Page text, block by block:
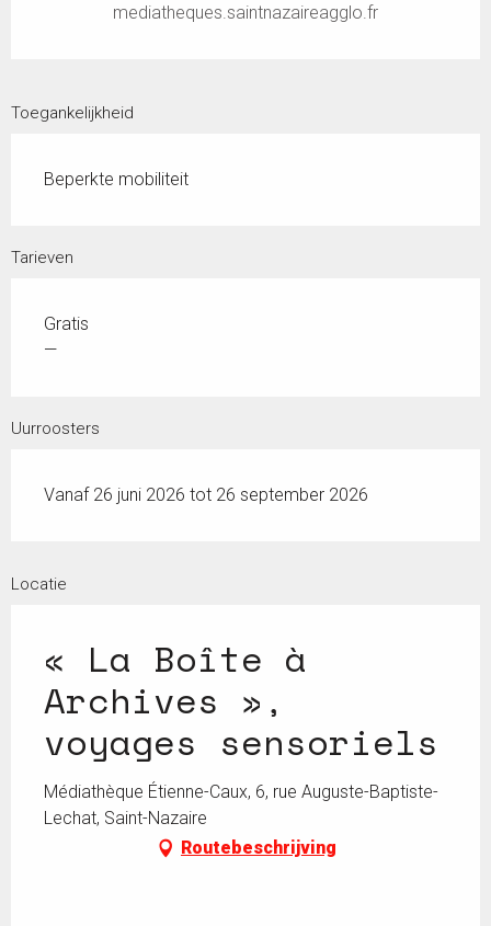
mediatheques.saintnazaireagglo.fr
Toegankelijkheid
Beperkte mobiliteit
Tarieven
Gratis
—
Uurroosters
Vanaf 26 juni 2026 tot 26 september 2026
Locatie
« La Boîte à
Archives »,
voyages sensoriels
Médiathèque Étienne-Caux, 6, rue Auguste-Baptiste-
Lechat, Saint-Nazaire
Routebeschrijving